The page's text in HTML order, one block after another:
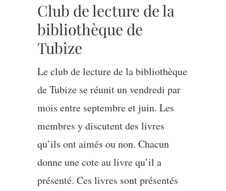
Club de lecture de la
bibliothèque de
Tubize
Le club de lecture de la bibliothèque
de Tubize se réunit un vendredi par
mois entre septembre et juin. Les
membres y discutent des livres
qu’ils ont aimés ou non. Chacun
donne une cote au livre qu’il a
présenté. Ces livres sont présentés